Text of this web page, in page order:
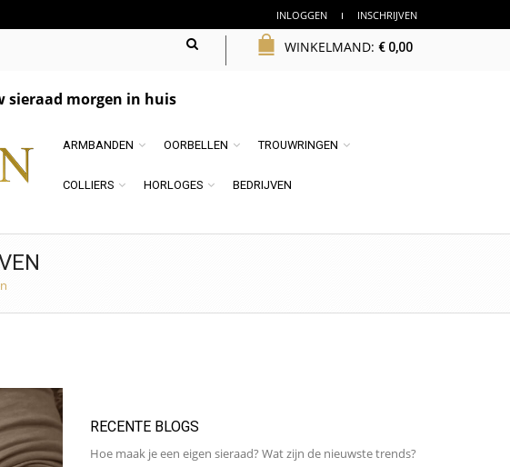
INLOGGEN INSCHRIJVEN
WINKELMAND: € 0,00
sieraad morgen in huis
ARMBANDEN OORBELLEN TROUWRINGEN
COLLIERS HORLOGES BEDRIJVEN
RECENTE BLOGS
Hoe maak je een eigen sieraad? Wat zijn de nieuwste trends?